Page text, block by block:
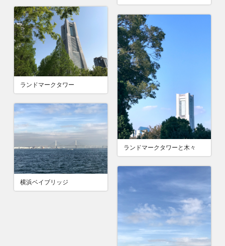
ランドマークタワー
ランドマークタワーと木々
横浜ベイブリッジ